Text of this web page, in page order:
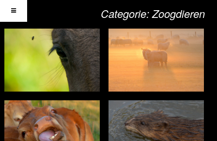
Categorie:Zoogdieren
Paarden Schapen